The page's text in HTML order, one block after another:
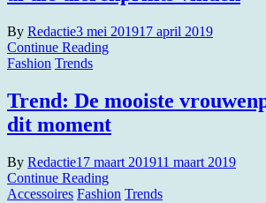
By Redactie3 mei 201917 april 2019
Continue Reading
Fashion Trends
Trend: De mooiste
dit moment
By Redactie17 maart 201911 maart 2019
Continue Reading
Accessoires Fashion Trends